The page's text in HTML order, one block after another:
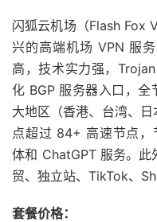
闪狐云机场（Flash Fox
兴的高端机场 VPN 服
高，技术实力强，
化 BGP 服务器入口，
大地区（香港、台湾、
点超过 84+ 高速节点
体和 ChatGPT 服务。此
贸、独立站、TikTok、
套餐价格：